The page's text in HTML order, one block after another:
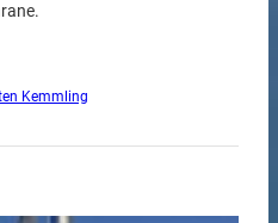
Kemmling